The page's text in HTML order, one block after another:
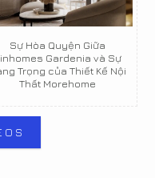
Sự Hòa Quyện Giữa
Gardenia và Sự
Trọng của Thiết Kế Nội
Thất Morehome